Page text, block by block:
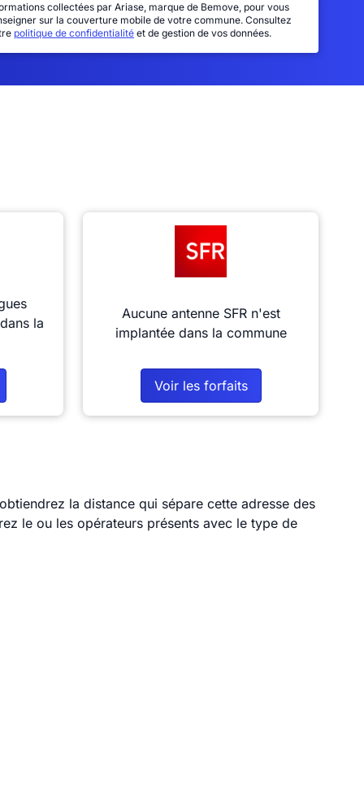
collectées par Ariase, marque de Bemove, pour vous
sur la couverture mobile de votre commune. Consultez
politique de confidentialité et de gestion de vos données.
la
Aucune antenne SFR n'est
implantée dans la commune
Voir les forfaits
la distance qui sépare cette adresse des
le ou les opérateurs présents avec le type de